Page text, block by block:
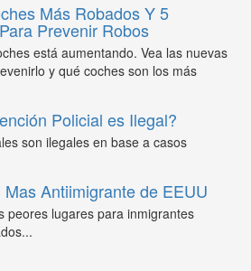
Más Robados Y 5
Prevenir Robos
está aumentando. Vea las nuevas
y qué coches son los más
Policial es Ilegal?
son ilegales en base a casos
Mas Antiimigrante de EEUU
peores lugares para inmigrantes